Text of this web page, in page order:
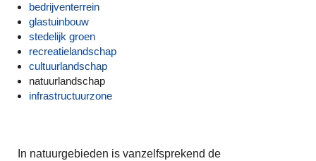
bedrijventerrein
glastuinbouw
stedelijk groen
recreatielandschap
cultuurlandschap
natuurlandschap
infrastructuurzone
In natuurgebieden is vanzelfsprekend de